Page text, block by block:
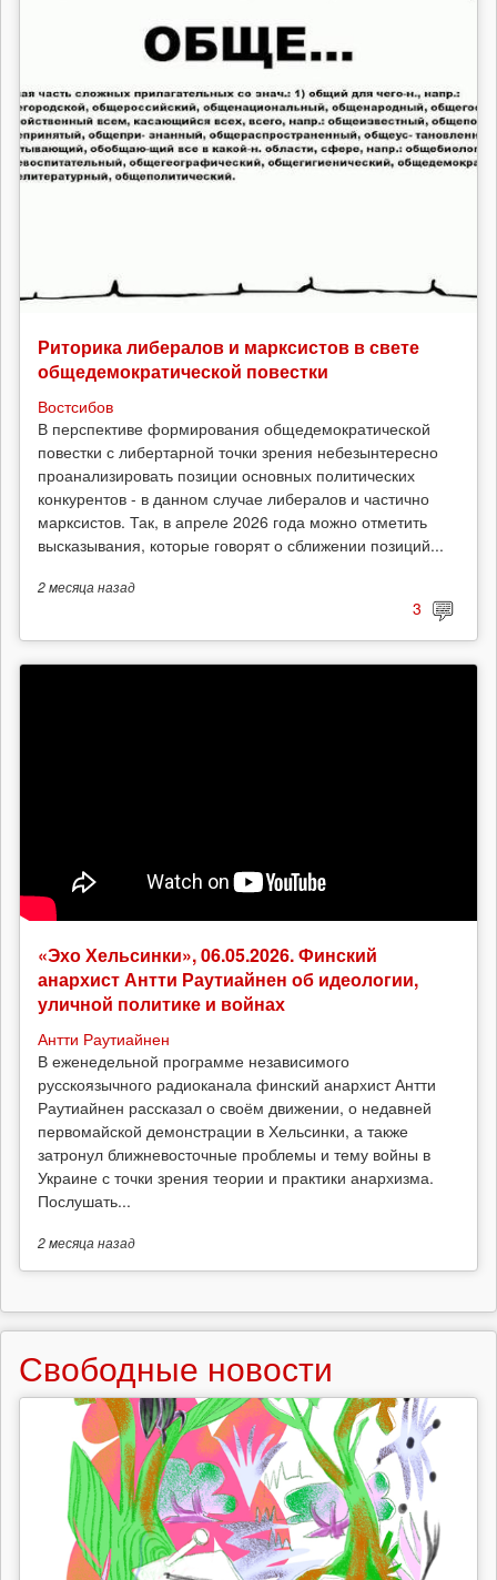
Риторика либералов и марксистов в свете
общедемократической повестки
Востсибов
В перспективе формирования общедемократической
повестки с либертарной точки зрения небезынтересно
проанализировать позиции основных политических
конкурентов - в данном случае либералов и частично
марксистов. Так, в апреле 2026 года можно отметить
высказывания, которые говорят о сближении позиций...
2 месяцаназад
3
«Эхо Хельсинки», 06.05.2026. Финский
анархист Антти Раутиайнен об идеологии,
уличной политике и войнах
Антти Раутиайнен
В еженедельной программе независимого
русскоязычного радиоканала финский анархист Антти
Раутиайнен рассказал о своём движении, о недавней
первомайской демонстрации в Хельсинки, а также
затронул ближневосточные проблемы и тему войны в
Украине с точки зрения теории и практики анархизма.
Послушать...
2 месяцаназад
Свободные новости